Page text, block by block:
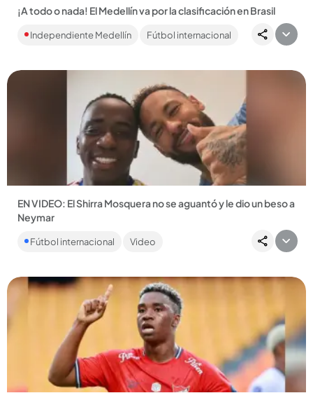
¡A todo o nada! El Medellín va por la clasificación en Brasil
definir la llave que está 2-2 y conocer el clasificado....
Independiente Medellín Fútbol internacional
Compartir Noticia
EN VIDEO: El Shirra Mosquera no se aguantó y le dio un beso a
Neymar
El jugador brasilero también fue noticia tras anunciar su retiro
de la Selección de Brasil. “Di mi sangre y mi vida”, dijo....
Fútbol internacional Video
Compartir Noticia